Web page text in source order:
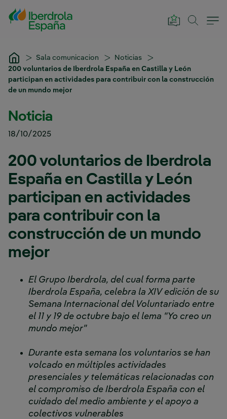
Saltar al contenido principal
Sala comunicacion
Noticias
200 voluntarios de Iberdrola España en Castilla y León
participan en actividades para contribuir con la construcción
de un mundo mejor
Noticia
18/10/2025
200 voluntarios de Iberdrola
España en Castilla y León
participan en actividades
para contribuir con la
construcción de un mundo
mejor
El Grupo Iberdrola, del cual forma parte
Iberdrola España, celebra la XIV edición de su
Semana Internacional del Voluntariado entre
el 11 y 19 de octubre bajo el lema "Yo creo un
mundo mejor"
Durante esta semana los voluntarios se han
volcado en múltiples actividades
presenciales y telemáticas relacionadas con
el compromiso de Iberdrola España con el
cuidado del medio ambiente y el apoyo a
colectivos vulnerables